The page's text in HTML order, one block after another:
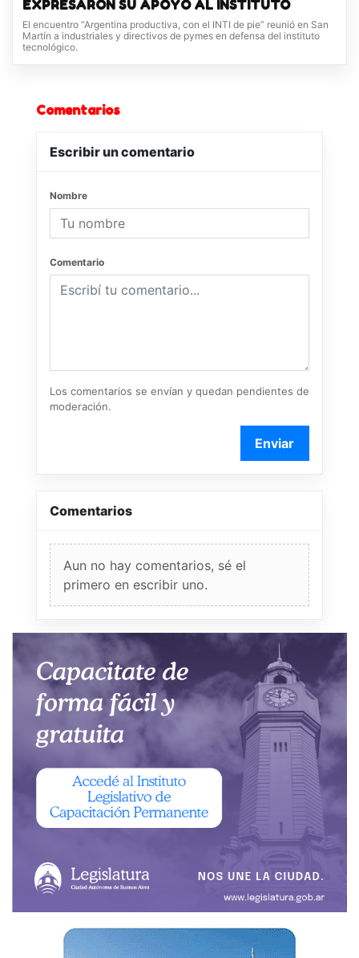
EXPRESARON SU APOYO AL INSTITUTO
El encuentro “Argentina productiva, con el INTI de pie” reunió en San
Martín a industriales y directivos de pymes en defensa del instituto
tecnológico.
Comentarios
Escribir un comentario
Nombre
Comentario
Los comentarios se envían y quedan pendientes de
moderación.
Enviar
Comentarios
Aun no hay comentarios, sé el
primero en escribir uno.